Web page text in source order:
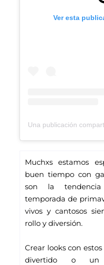
Ver esta
Muchxs estamos
buen tiempo con
son la
temporada de
vivos y cantosos
rollo y diversión.
Crear looks con
divertido o un